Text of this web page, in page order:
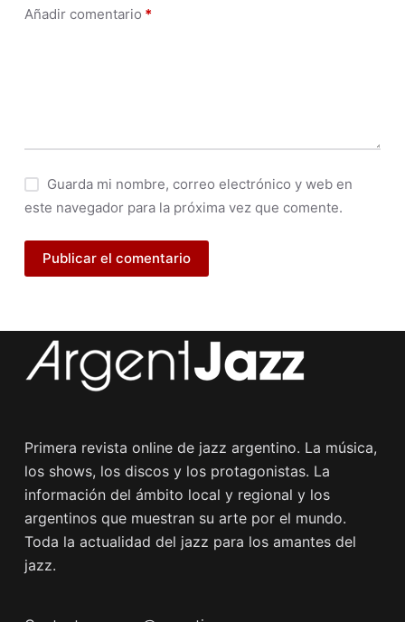
Añadir comentario *
Guarda mi nombre, correo electrónico y web en
este navegador para la próxima vez que comente.
Publicar el comentario
Primera revista online de jazz argentino. La música,
los shows, los discos y los protagonistas. La
información del ámbito local y regional y los
argentinos que muestran su arte por el mundo.
Toda la actualidad del jazz para los amantes del
jazz.